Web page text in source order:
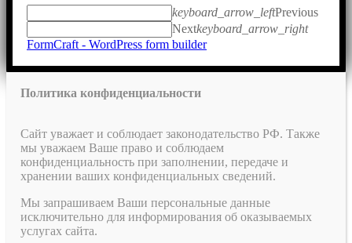
keyboard_arrow_leftPrevious
Nextkeyboard_arrow_right
FormCraft - WordPress form builder
Политика конфиденциальности
Сайт уважает и соблюдает законодательство РФ. Также
мы уважаем Ваше право и соблюдаем
конфиденциальность при заполнении, передаче и
хранении ваших конфиденциальных сведений.
Мы запрашиваем Ваши персональные данные
исключительно для информирования об оказываемых
услугах сайта.